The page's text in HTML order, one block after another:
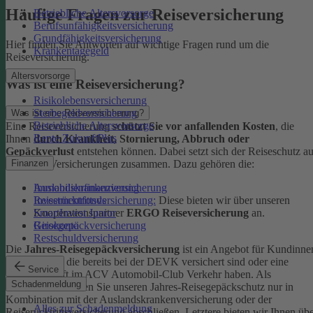
Betriebliche Altersvorsorge
Berufsunfähigkeitsversicherung
Grundfähigkeitsversicherung
Krankentagegeld
Altersvorsorge
Risikolebensversicherung
Sterbegeldversicherung
Betriebliche Altersvorsorge
Rente ZukunftPlus
Finanzen
Immobilienfinanzierung
Investmentfonds
SmartInvest Junior
Girokonto
Restschuldversicherung
Service
Schadenmeldung
Alles zur Schadenmeldung
Häufige Fragen zur Reiseversicherung
Hier finden Sie Antworten auf wichtige Fragen rund um die
Reiseversicherung.
Was ist eine Reiseversicherung?
Was ist eine Reiseversicherung?
Eine Reiseversicherungschützt Sie vor anfallenden Kosten, die
Ihnen durch Krankheit, Stornierung, Abbruch oder
Gepäckverlust entstehen können. Dabei setzt sich der Reiseschutz
mehreren Versicherungen zusammen. Dazu gehören die:
Auslandskrankenversicherung
Reiserücktrittsversicherung: Diese bieten wir über unseren
Kooperationspartner ERGO Reiseversicherung an.
Reisegepäckversicherung
Die Jahres-Reisegepäckversicherung ist ein Angebot für
und Kunden, die bereits bei der DEVK versichert sind oder eine
Mitgliedschaft im ACV Automobil-Club Verkehr haben. Als
Neukund:in können Sie unseren Jahres-Reisegepäckschutz nur in
Kombination mit der Auslandskrankenversicherung oder der